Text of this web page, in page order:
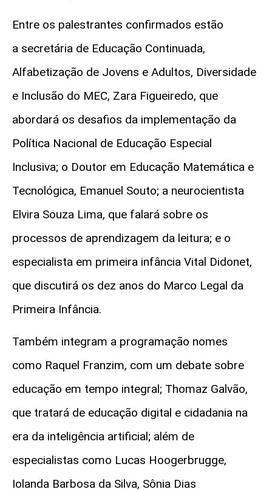
Entre os palestrantes confirmados estão
a secretária de Educação Continuada,
Alfabetização de Jovens e Adultos, Diversidade
e Inclusão do MEC, Zara Figueiredo, que
abordará os desafios da implementação da
Política Nacional de Educação Especial
Inclusiva; o Doutor em Educação Matemática e
Tecnológica, Emanuel Souto; a neurocientista
Elvira Souza Lima, que falará sobre os
processos de aprendizagem da leitura; e o
especialista em primeira infância Vital Didonet,
que discutirá os dez anos do Marco Legal da
Primeira Infância.
Também integram a programação nomes
como Raquel Franzim, com um debate sobre
educação em tempo integral; Thomaz Galvão,
que tratará de educação digital e cidadania na
era da inteligência artificial; além de
especialistas como Lucas Hoogerbrugge,
Iolanda Barbosa da Silva, Sônia Dias